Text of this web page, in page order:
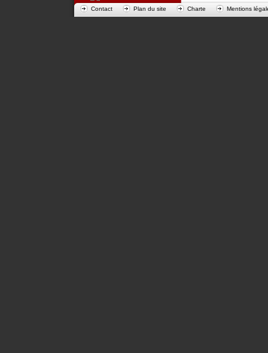
Contact Plan du site Charte Mentions